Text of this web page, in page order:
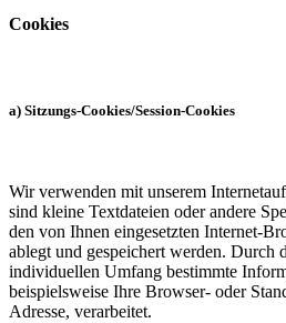
Cookies
a) Sitzungs-Cookies/Session-Cookies
Wir verwenden mit unserem
sind kleine Textdateien oder andere
den von Ihnen eingesetzten Internet-
ablegt und gespeichert werden. Durch
individuellen Umfang bestimmte
beispielsweise Ihre Browser- oder
Adresse, verarbeitet.